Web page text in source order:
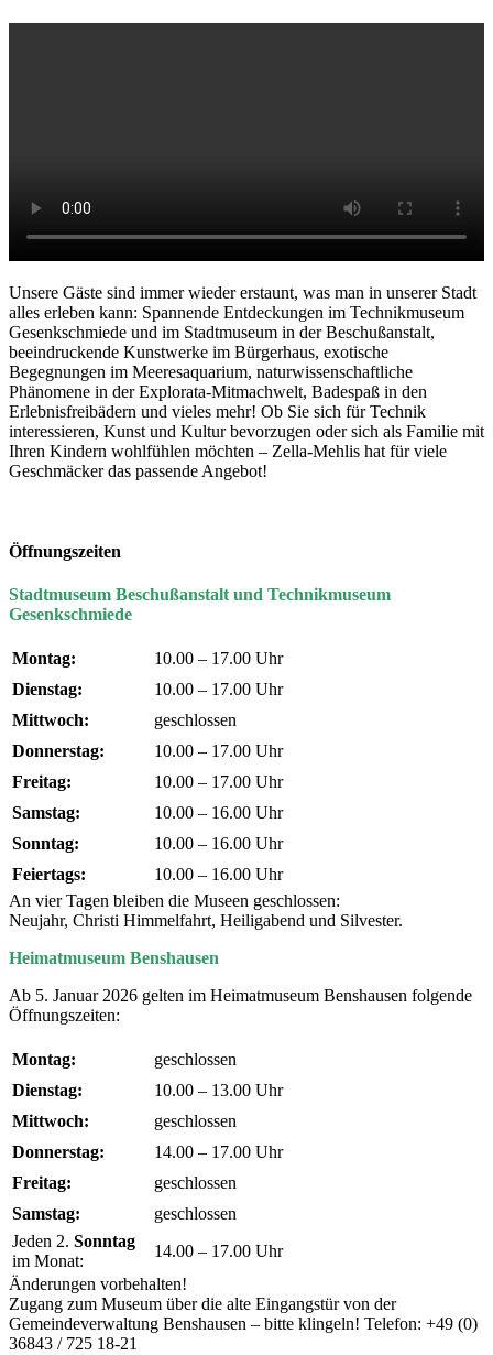
Unsere Gäste sind immer wieder erstaunt, was man in unserer Stadt
alles erleben kann: Spannende Entdeckungen im Technikmuseum
Gesenkschmiede und im Stadtmuseum in der Beschußanstalt,
beeindruckende Kunstwerke im Bürgerhaus, exotische
Begegnungen im Meeresaquarium, naturwissenschaftliche
Phänomene in der Explorata-Mitmachwelt, Badespaß in den
Erlebnisfreibädern und vieles mehr! Ob Sie sich für Technik
interessieren, Kunst und Kultur bevorzugen oder sich als Familie mit
Ihren Kindern wohlfühlen möchten – Zella-Mehlis hat für viele
Geschmäcker das passende Angebot!
Öffnungszeiten
Stadtmuseum Beschußanstalt und Technikmuseum
Gesenkschmiede
Montag:
10.00 – 17.00 Uhr
Dienstag:
10.00 – 17.00 Uhr
Mittwoch:
geschlossen
Donnerstag:
10.00 – 17.00 Uhr
Freitag:
10.00 – 17.00 Uhr
Samstag:
10.00 – 16.00 Uhr
Sonntag:
10.00 – 16.00 Uhr
Feiertags:
10.00 – 16.00 Uhr
An vier Tagen bleiben die Museen geschlossen:
Neujahr, Christi Himmelfahrt, Heiligabend und Silvester.
Heimatmuseum Benshausen
Ab 5. Januar 2026 gelten im Heimatmuseum Benshausen folgende
Öffnungszeiten:
Montag:
geschlossen
Dienstag:
10.00 – 13.00 Uhr
Mittwoch:
geschlossen
Donnerstag:
14.00 – 17.00 Uhr
Freitag:
geschlossen
Samstag:
geschlossen
Jeden 2. Sonntag
im Monat:
14.00 – 17.00 Uhr
Änderungen vorbehalten!
Zugang zum Museum über die alte Eingangstür von der
Gemeindeverwaltung Benshausen – bitte klingeln! Telefon: +49 (0)
36843 / 725 18-21